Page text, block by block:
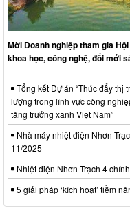
Mời Doanh nghiệp tham gia
khoa học, công nghệ, đổi mới
Tổng kết Dự án “Thúc đẩy thị
lượng trong lĩnh vực công
tăng trưởng xanh Việt Nam”
Nhà máy nhiệt điện Nhơn
11/2025
Nhiệt điện Nhơn Trạch 4
5 giải pháp ‘kích hoạt’ tiềm